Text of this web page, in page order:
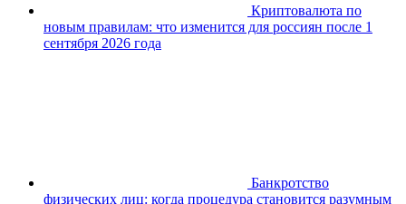
Криптовалюта по
новым правилам: что изменится для россиян после 1
сентября 2026 года
Банкротство
физических лиц: когда процедура становится разумным